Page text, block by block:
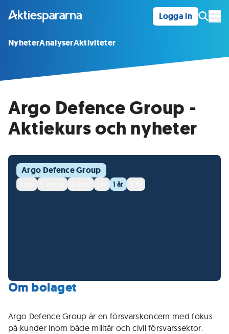
Logga in
NyheterAnalyserAktiviteter
Argo Defence Group -
Aktiekurs och nyheter
Argo Defence Group
1 år
Om bolaget
Argo Defence Group är en försvarskoncern med fokus
på kunder inom både militär och civil försvarssektor.